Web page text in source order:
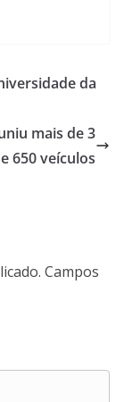
da
mais de 3
650 veículos
Campos